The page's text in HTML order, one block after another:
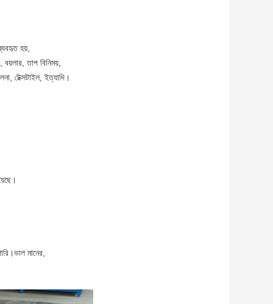
হয়,
বয়লার, তাপ বিনিময়,
টেক্সটাইল, ইত্যাদি।
মানের,